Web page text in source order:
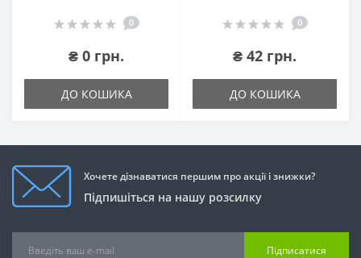
0
₴ 0 грн.
ДО КОШИКА
0
₴ 42 грн.
ДО КОШИКА
Хочете дізнаватися першим про акції і знижки?
Підпишіться на нашу розсилку
Підписатися